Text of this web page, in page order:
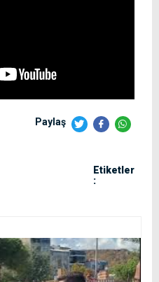
Paylaş
Etiketler
: